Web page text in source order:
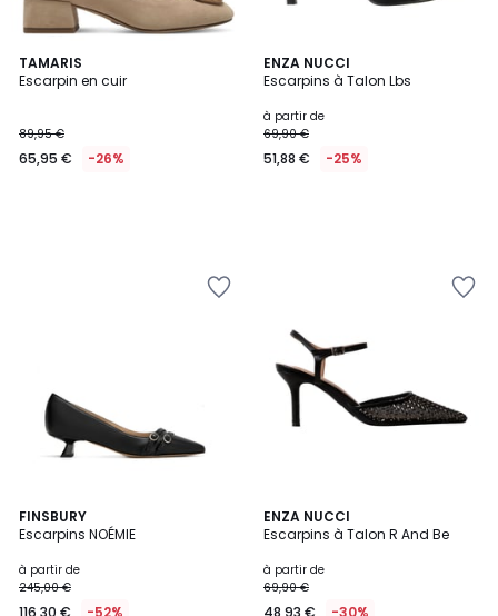
TAMARIS
Escarpin en cuir
89,95 €
65,95 € -26%
ENZA NUCCI
Escarpins à Talon Lbs
à partir de
69,90 €
51,88 € -25%
FINSBURY
Escarpins NOÉMIE
à partir de
245,00 €
116,30 € -52%
3
Couleurs
ENZA NUCCI
Escarpins à Talon R And Be
à partir de
69,90 €
48,93 € -30%
2
Couleurs